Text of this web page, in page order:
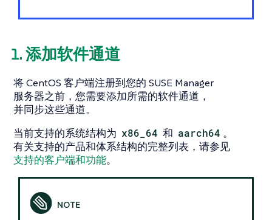
1. 添加软件通道
将 CentOS 客户端注册到您的 SUSE Manager
服务器之前，您需要添加所需的软件通道，
并同步这些通道。
当前支持的系统结构为 x86_64 和 aarch64 。
有关支持的产品和体系结构的完整列表，请参见
支持的客户端和功能。